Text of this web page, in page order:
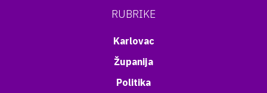
RUBRIKE
Karlovac
Županija
Politika